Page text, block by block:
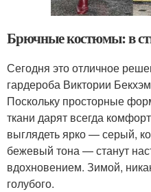
Брючные костюмы: в
Сегодня это отличное
гардероба Виктории
Поскольку просторные
ткани дарят всегда
выглядеть ярко — серый,
бежевый тона — станут
вдохновением. Зимой,
голубого.